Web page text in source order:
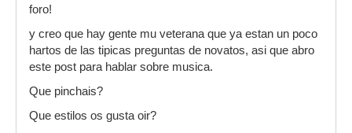
foro!
y creo que hay gente mu veterana que ya estan un poco
hartos de las tipicas preguntas de novatos, asi que abro
este post para hablar sobre musica.
Que pinchais?
Que estilos os gusta oir?